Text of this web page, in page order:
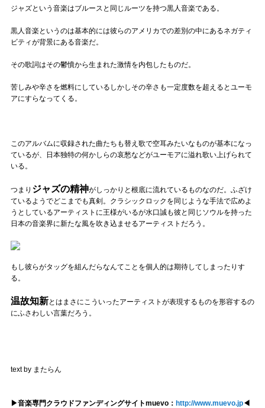
ジャズという音楽はブルースと同じルーツを持つ黒人音楽である。
黒人音楽というのは基本的には彼らのアメリカでの差別の中にあるネガティ
ビティが背景にある音楽だ。
その歌詞はその鬱憤から生まれた激情を内包したものだ。
苦しみや辛さを燃料にしているしかしその辛さも一定度数を超えるとユーモ
アにすらなってくる。
このアルバムに収録された曲たちも替え歌で空耳みたいなものが基本になっ
ているが、日本独特の何かしらの哀愁などがユーモアに溢れ歌い上げられて
いる。
つまり ジャズの精神がしっかりと根底に流れているものなのだ。ふざけ
ているようでどこまでも真剣。クラシックロックを同じような手法で広めよ
うとしているアーティストに王様がいるが水口誠も彼と同じソウルを持った
日本の音楽界に新たな風を吹き込ませるアーティストだろう。
もし彼らがタッグを組んだらなんてことを個人的は期待してしまったりす
る。
温故知新とはまさにこういったアーティストが表現するものを形容するの
にふさわしい言葉だろう。
text by またらん
▶音楽専門クラウドファンディングサイトmuevo： http://www.muevo.jp◀